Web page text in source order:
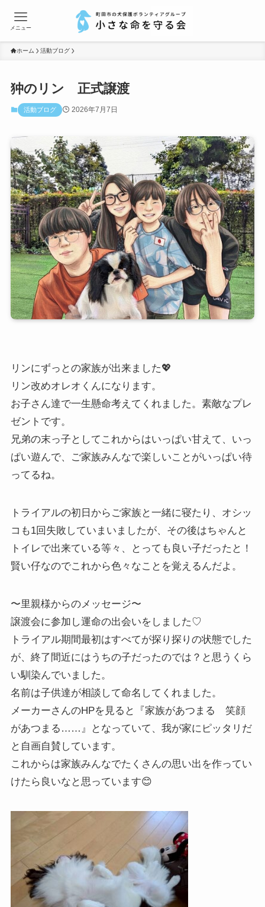
メニュー
ホーム 活動ブログ
狆のリン 正式譲渡
活動ブログ 2026年7月7日
リンにずっとの家族が出来ました💖
リン改めオレオくんになります。
お子さん達で一生懸命考えてくれました。素敵なプレ
ゼントです。
兄弟の末っ子としてこれからはいっぱい甘えて、いっ
ぱい遊んで、ご家族みんなで楽しいことがいっぱい待
ってるね。
トライアルの初日からご家族と一緒に寝たり、オシッ
コも1回失敗していまいましたが、その後はちゃんと
トイレで出来ている等々、とっても良い子だったと！
賢い仔なのでこれから色々なことを覚えるんだよ。
〜里親様からのメッセージ〜
譲渡会に参加し運命の出会いをしました♡
トライアル期間最初はすべてが探り探りの状態でした
が、終了間近にはうちの子だったのでは？と思うくら
い馴染んでいました。
名前は子供達が相談して命名してくれました。
メーカーさんのHPを見ると『家族があつまる 笑顔
があつまる……』となっていて、我が家にピッタリだ
と自画自賛しています。
これからは家族みんなでたくさんの思い出を作ってい
けたら良いなと思っています😊